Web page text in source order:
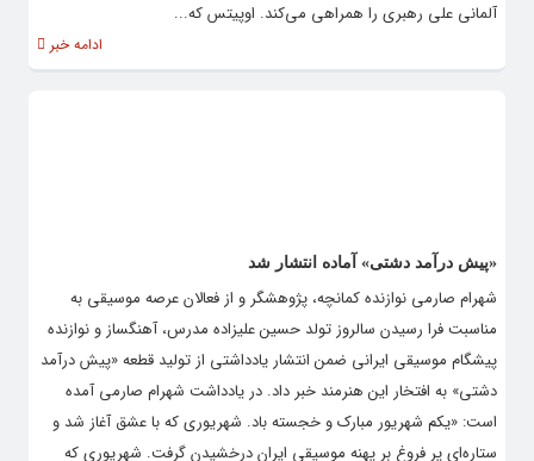
آلمانی علی رهبری را همراهی می‌کند. اوپیتس که...
ادامه خبر
«پیش درآمد دشتی» آماده انتشار شد
شهرام صارمی نوازنده کمانچه، پژوهشگر و از فعالان عرصه موسیقی به
مناسبت فرا رسیدن سالروز تولد حسین علیزاده مدرس، آهنگساز و نوازنده
پیشگام موسیقی ایرانی ضمن انتشار یادداشتی از تولید قطعه «پیش درآمد
دشتی» به افتخار این هنرمند خبر داد. در یادداشت شهرام صارمی آمده
است: «یکم شهریور مبارک و خجسته باد. شهریوری که با عشق آغاز شد و
ستاره‌ای پر فروغ بر پهنه موسیقی ایران درخشیدن گرفت. شهریوری که